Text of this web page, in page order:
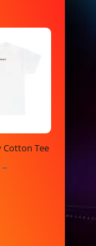
Cotton Tee
-